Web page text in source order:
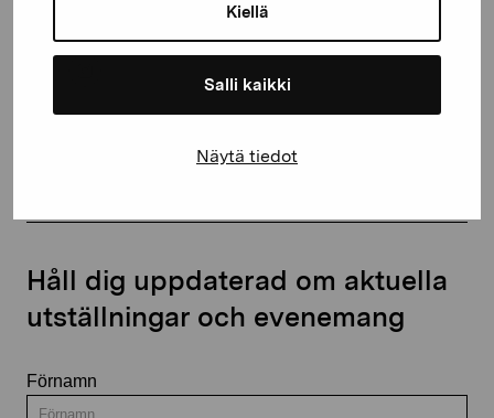
Kiellä
Salli kaikki
Näytä tiedot
Håll dig uppdaterad om aktuella
utställningar och evenemang
Förnamn